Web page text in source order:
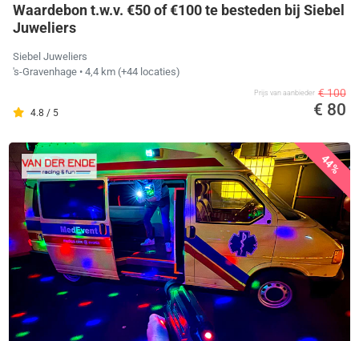
Waardebon t.w.v. €50 of €100 te besteden bij Siebel
Juweliers
Siebel Juweliers
's-Gravenhage • 4,4 km (+44 locaties)
4.8 / 5
Prijs van aanbieder € 100
€ 80
44%